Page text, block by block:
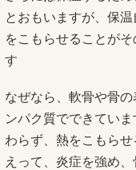
とおもいますが、保
をこもらせることが
す
なぜなら、軟骨や骨
ンパク質でできてい
わらず、熱をこもら
えって、炎症を強め